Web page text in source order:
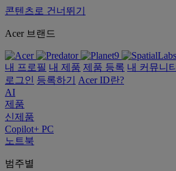
콘텐츠로 건너뛰기
Acer 브랜드
내 프로필 내 제품 제품 등록 내 커뮤니티
로그인
등록하기
Acer ID란?
AI
제품
신제품
Copilot+ PC
노트북
범주별